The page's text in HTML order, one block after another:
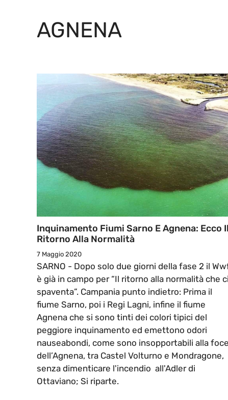
AGNENA
Inquinamento Fiumi Sarno E Agnena: Ecco Il
Ritorno Alla Normalità
7 Maggio 2020
SARNO - Dopo solo due giorni della fase 2 il
è già in campo per “Il ritorno alla normalità che ci
spaventa”. Campania punto indietro: Prima il
fiume Sarno, poi i Regi Lagni, infine il fiume
Agnena che si sono tinti dei colori tipici del
peggiore inquinamento ed emettono odori
nauseabondi, come sono insopportabili alla foce
dell’Agnena, tra Castel Volturno e Mondragone,
senza dimenticare l'incendio all'Adler di
Ottaviano; Si riparte.